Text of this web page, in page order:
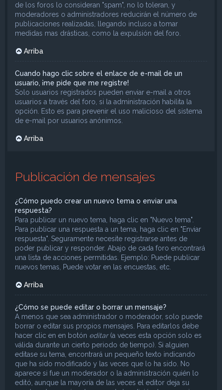
de los foros lo consideran "spam", no lo toleran, y
moderadores o administradores reducirán el número de
publicaciones realizadas, llegando incluso a tomar
medidas mas drásticas, como la expulsión del foro.
Arriba
Cuando hago clic sobre el enlace de e-mail de un
usuario, ¡me pide que me registre!
Solo usuarios registrados pueden enviar e-mail a otros
usuarios a través del foro, si la administración habilita la
opción. Esto es para prevenir el uso malicioso del sistema
de e-mail por usuarios anónimos.
Arriba
Publicación de mensajes
¿Cómo puedo crear un nuevo tema o enviar una
respuesta?
Para publicar un nuevo tema, haga clic en "Nuevo tema".
Para publicar una respuesta a un tema, haga clic en "Enviar
respuesta". Seguramente necesite registrarse antes de
poder publicar y responder. Abajo de cada foro encontrará
una lista de acciones permitidas. Ejemplo: Puede publicar
nuevos temas, Puede votar en las encuestas, etc.
Arriba
¿Cómo se puede editar o borrar un mensaje?
A menos que sea administrador o moderador, solo puede
borrar o editar sus propios mensajes. Para editarlos debe
hacer clic en en botón editar(a veces esta opción solo es
válida durante un cierto periodo de tiempo). Si alguien
editase su tema, encontrará un pequeño texto indicando
que ha sido modificado y las veces que lo ha sido. No
aparece si fue un moderador o la administración quién lo
editó, aunque la mayoría de las veces el editor deja su